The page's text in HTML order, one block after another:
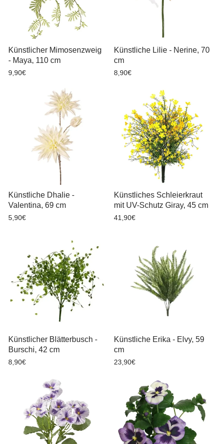
Künstlicher Mimosenzweig
- Maya, 110 cm
9,90€
Künstliche Lilie - Nerine, 70
cm
8,90€
Künstliche Dhalie -
Valentina, 69 cm
5,90€
Künstliches Schleierkraut
mit UV-Schutz Giray, 45 cm
41,90€
Künstlicher Blätterbusch -
Burschi, 42 cm
8,90€
Künstliche Erika - Elvy, 59
cm
23,90€